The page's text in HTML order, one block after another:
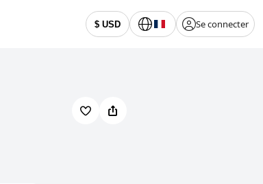
$ USD Se connecter